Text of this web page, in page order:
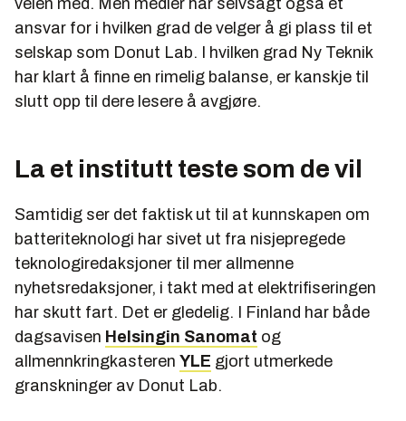
ansvar for i hvilken grad de velger å gi plass til et
selskap som Donut Lab. I hvilken grad Ny Teknik
har klart å finne en rimelig balanse, er kanskje til
slutt opp til dere lesere å avgjøre.
La et institutt teste som de vil
Samtidig ser det faktisk ut til at kunnskapen om
batteriteknologi har sivet ut fra nisjepregede
teknologiredaksjoner til mer allmenne
nyhetsredaksjoner, i takt med at elektrifiseringen
har skutt fart. Det er gledelig. I Finland har både
dagsavisen Helsingin Sanomat og
allmennkringkasteren YLE gjort utmerkede
granskninger av Donut Lab.